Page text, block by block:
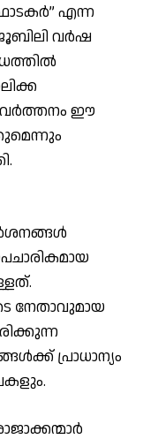
എന്ന
വർഷ
ഈ
നേതാവുമായ
പ്രാധാന്യം